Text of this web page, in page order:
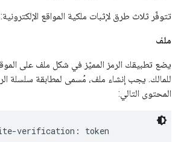
تتوفّر ثلاث طرق لإثبات ملكية المواقع الإلكترونية:
ملف
يضع تطبيقك الرمز المميّز في شكل ملف على
للمالك. يجب إنشاء ملف، مُسمى لمطابقة سلسلة
المحتوى التالي:
verification: token